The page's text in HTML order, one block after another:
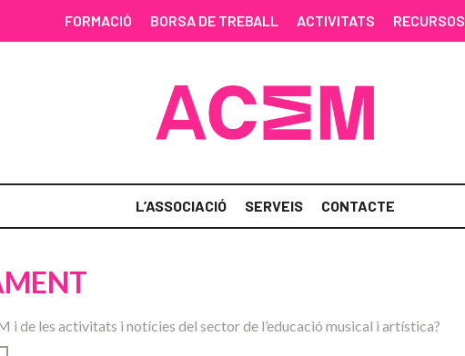
FORMACIÓ BORSA DE TREBALL ACTIVITATS RECURSOS
L’ASSOCIACIÓ SERVEIS CONTACTE
i de les activitats i notícies del sector de l’educació musical i artística?